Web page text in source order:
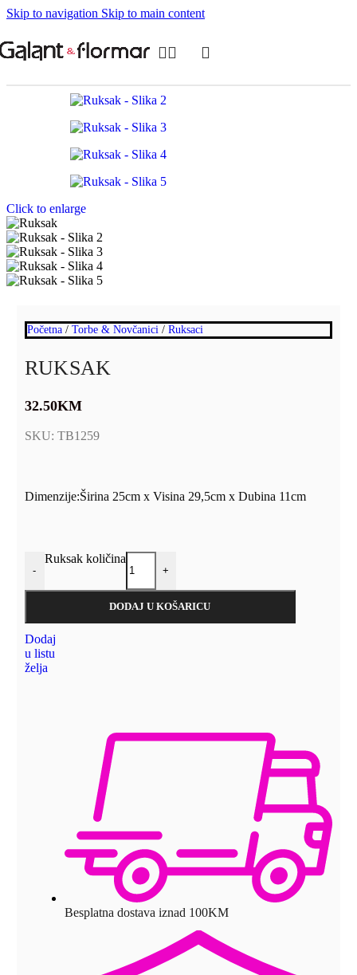
Skip to navigation Skip to main content
Click to enlarge
Početna / Torbe & Novčanici / Ruksaci
RUKSAK
32.50KM
SKU: TB1259
Dimenzije:Širina 25cm x Visina 29,5cm x Dubina 11cm
-
Ruksak količina
+
DODAJ U KOŠARICU
Dodaj
u listu
želja
Besplatna dostava iznad 100KM